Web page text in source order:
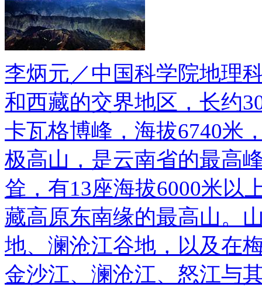
李炳元／中国科学院地理
和西藏的交界地区，长约
卡瓦格博峰，海拔6740米
极高山，是云南省的最高
耸，有13座海拔6000米以
藏高原东南缘的最高山。
地、澜沧江谷地，以及在
金沙江、澜沧江、怒江与